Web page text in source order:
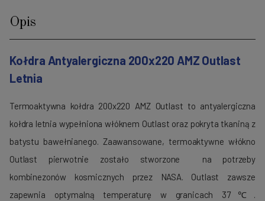
Opis
Kołdra Antyalergiczna 200x220 AMZ Outlast
Letnia
Termoaktywna kołdra 200x220 AMZ Outlast to antyalergiczna
kołdra letnia wypełniona włóknem Outlast oraz pokryta tkaniną z
batystu bawełnianego. Zaawansowane, termoaktywne włókno
Outlast pierwotnie zostało stworzone na potrzeby
kombinezonów kosmicznych przez NASA. Outlast zawsze
zapewnia optymalną temperaturę w granicach 37℃.